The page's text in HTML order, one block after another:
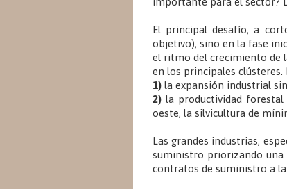
El principal desafío, a
objetivo), sino en la fase
el ritmo del crecimiento de
en los principales clústeres.
1)la expansión industrial
2)la productividad forestal
oeste, la silvicultura de
Las grandes industrias,
suministro priorizando una
contratos de suministro a